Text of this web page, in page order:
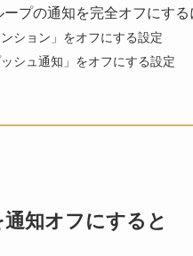
プの通知を完全オフにする
ンション」をオフにする設定
ッシュ通知」をオフにする設定
知オフにすると